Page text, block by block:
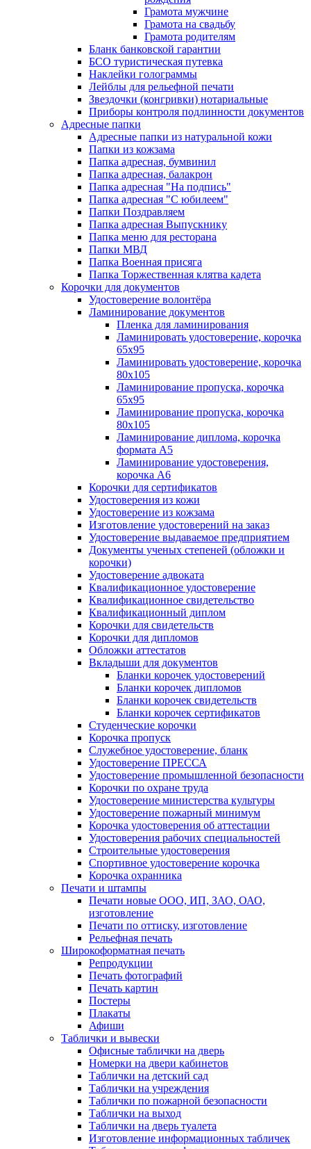
Грамота мужчине
Грамота на свадьбу
Грамота родителям
Бланк банковской гарантии
БСО туристическая путевка
Наклейки голограммы
Лейблы для рельефной печати
Звездочки (конгривки) нотариальные
Приборы контроля подлинности документов
Адресные папки
Адресные папки из натуральной кожи
Папки из кожзама
Папка адресная, бумвинил
Папка адресная, балакрон
Папка адресная "На подпись"
Папка адресная "C юбилеем"
Папки Поздравляем
Папка адресная Выпускнику
Папка меню для ресторана
Папки МВД
Папка Военная присяга
Папка Торжественная клятва кадета
Корочки для документов
Удостоверение волонтёра
Ламинирование документов
Пленка для ламинирования
Ламинировать удостоверение, корочка
65х95
Ламинировать удостоверение, корочка
80х105
Ламинирование пропуска, корочка
65х95
Ламинирование пропуска, корочка
80х105
Ламинирование диплома, корочка
формата А5
Ламинирование удостоверения,
корочка А6
Корочки для сертификатов
Удостоверения из кожи
Удостоверение из кожзама
Изготовление удостоверений на заказ
Удостоверение выдаваемое предприятием
Документы ученых степеней (обложки и
корочки)
Удостоверение адвоката
Квалификационное удостоверение
Квалификационное свидетельство
Квалификационный диплом
Корочки для свидетельств
Корочки для дипломов
Обложки аттестатов
Вкладыши для документов
Бланки корочек удостоверений
Бланки корочек дипломов
Бланки корочек свидетельств
Бланки корочек сертификатов
Студенческие корочки
Корочка пропуск
Служебное удостоверение, бланк
Удостоверение ПРЕССА
Удостоверение промышленной безопасности
Корочки по охране труда
Удостоверение министерства культуры
Удостоверение пожарный минимум
Корочка удостоверения об аттестации
Удостоверения рабочих специальностей
Строительные удостоверения
Спортивное удостоверение корочка
Корочка охранника
Печати и штампы
Печати новые ООО, ИП, ЗАО, ОАО,
изготовление
Печати по оттиску, изготовление
Рельефная печать
Широкоформатная печать
Репродукции
Печать фотографий
Печать картин
Постеры
Плакаты
Афиши
Таблички и вывески
Офисные таблички на дверь
Номерки на двери кабинетов
Таблички на детский сад
Таблички на учреждения
Таблички по пожарной безопасности
Таблички на выход
Таблички на дверь туалета
Изготовление информационных табличек